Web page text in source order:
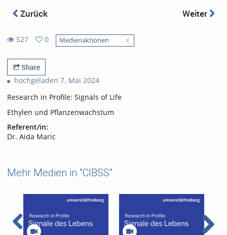
Zurück Weiter
527
views
0
favorites
Medienaktionen
Share
hochgeladen 7. Mai 2024
Research in Profile: Signals of Life
Ethylen und Pflanzenwachstum
Referent/in:
Dr. Aida Maric
Mehr Medien in "CIBSS"